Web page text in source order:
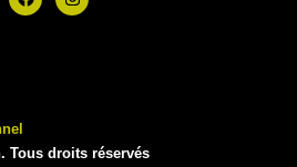
Tous droits réservés